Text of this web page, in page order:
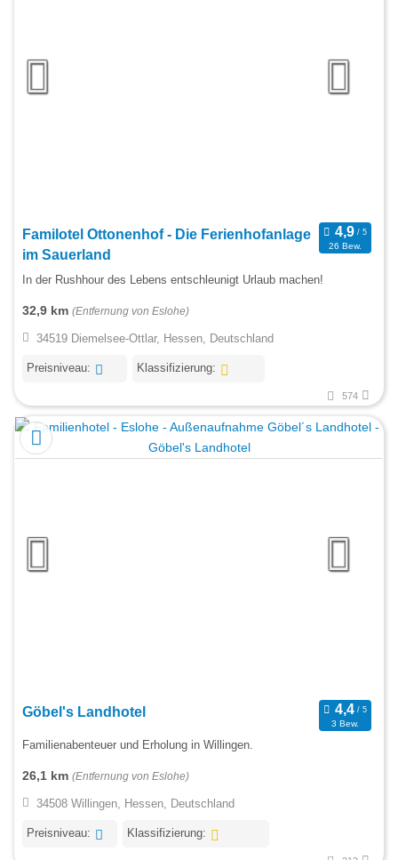
Familotel Ottonenhof - Die Ferienhofanlage
im Sauerland
26 Bew.
In der Rushhour des Lebens entschleunigt Urlaub machen!
32,9 km (Entfernung von Eslohe)
34519 Diemelsee-Ottlar, Hessen, Deutschland
Preisniveau: Klassifizierung:
574
Göbel's Landhotel
3 Bew.
Familienabenteuer und Erholung in Willingen.
26,1 km (Entfernung von Eslohe)
34508 Willingen, Hessen, Deutschland
Preisniveau: Klassifizierung: